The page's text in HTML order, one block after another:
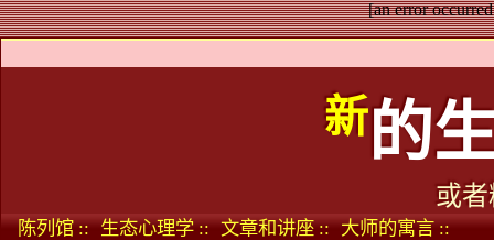
[an error
新的
或
陈列馆 :: 生态心理学 :: 文章和讲座 :: 大师的寓言 ::